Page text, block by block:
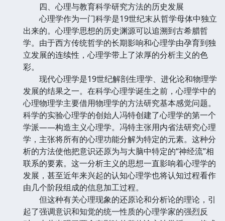
四、心理与教育科学研究方法的历史发展
心理学作为一门科学是19世纪末从哲学母体中独立
出来的。心理学思想的历史渊源可以追溯到古希腊哲
学。由于西方传统哲学的长期影响和心理学由孕育到独
立发展的连续性，心理学带上了浓厚的分析主义的色
彩。
现代心理学是19世纪解剖生理学、进化论和物理学
发展的结果之一。在科学心理学诞生之前，心理学中的
心理物理学主要借用物理学的方法研究基本感觉问题。
科学的实验心理学的创始人冯特创建了心理学的第一个
学派——构造主义心理学。冯特主张用内省法研究心理
学，主张将所有的心理功能分解为特定的元素。这种分
析的方法使他把意识还原为与大脑中特定的“神经流”相
联系的要素。这一分析主义的思想一直影响着心理学的
发展，甚至近年来兴起的认知心理学也将认知过程看作
由几个阶段组成的信息加工过程。
但这种有关心理现象的还原论和分析论的理论，引
起了强调意识和知觉的统一性质的心理学家的强烈反